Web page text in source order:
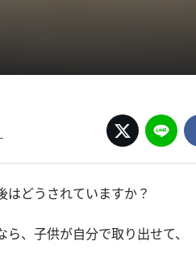
どうされていますか？
、子供が自分で取り出せて、